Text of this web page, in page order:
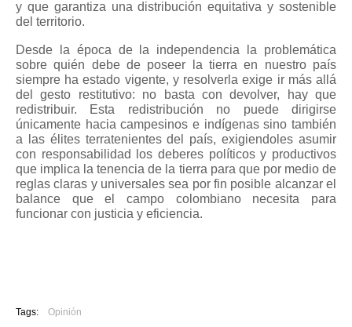
y que garantiza una distribución equitativa y sostenible
del territorio.
Desde la época de la independencia la problemática
sobre quién debe de poseer la tierra en nuestro país
siempre ha estado vigente, y resolverla exige ir más allá
del gesto restitutivo: no basta con devolver, hay que
redistribuir. Esta redistribución no puede dirigirse
únicamente hacia campesinos e indígenas sino también
a las élites terratenientes del país, exigiendoles asumir
con responsabilidad los deberes políticos y productivos
que implica la tenencia de la tierra para que por medio de
reglas claras y universales sea por fin posible alcanzar el
balance que el campo colombiano necesita para
funcionar con justicia y eficiencia.
Tags: Opinión